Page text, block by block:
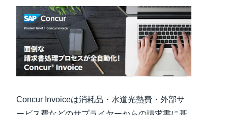
Brasil (Português)
Italia (Italiano)
Nederlands (English)
Sweden (English)
Finland (English)
India (English)
日本（日本語)
Singapore (English)
Concur Invoiceは消耗品・水道光熱費・外部サ